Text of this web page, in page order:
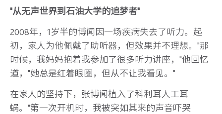
"从无声世界到石油大学的追梦者"
2008年，1岁半的博闻因一场疾病失去了听力。起
初，家人为他佩戴了助听器，但效果并不理想。"那
时候，我妈妈抱着我参加了很多听力讲座，"他回忆
道，"她总是红着眼圈，但从不让我看见。"
在家人的坚持下，张博闻植入了科利耳人工耳
蜗。"第一次开机时，我被突如其来的声音吓哭